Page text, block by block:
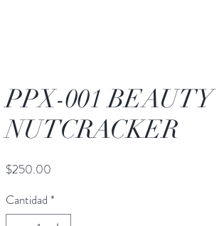
PPX-001 BEAUTY
NUTCRACKER
$250.00
Cantidad *